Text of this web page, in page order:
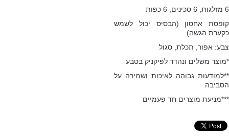
6 מזלגות, 6 סכינים, 6 כפות
קופסת אחסון (הבסיס יכול לשמש
כקערת הגשה)
צבע: אפור, תכלת, סגול
*מוצר משלים ונהדר לפיקניק בטבע
**למודעות גבוהה לאיכות ושמירה על
הסביבה
***מניעת מוצרים חד פעמיים